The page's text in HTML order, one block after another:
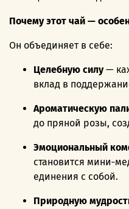
Почему этот чай —
Он объединяет в себе:
Целебную силу—
вклад в
Ароматическую
до пряной розы,
Эмоциональный
становится
единения с собой.
Природную